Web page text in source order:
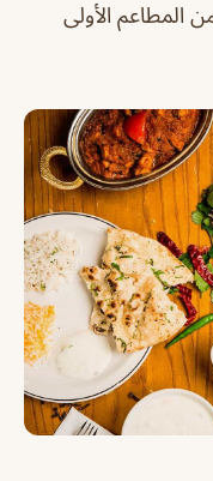
المطاعم الأولى